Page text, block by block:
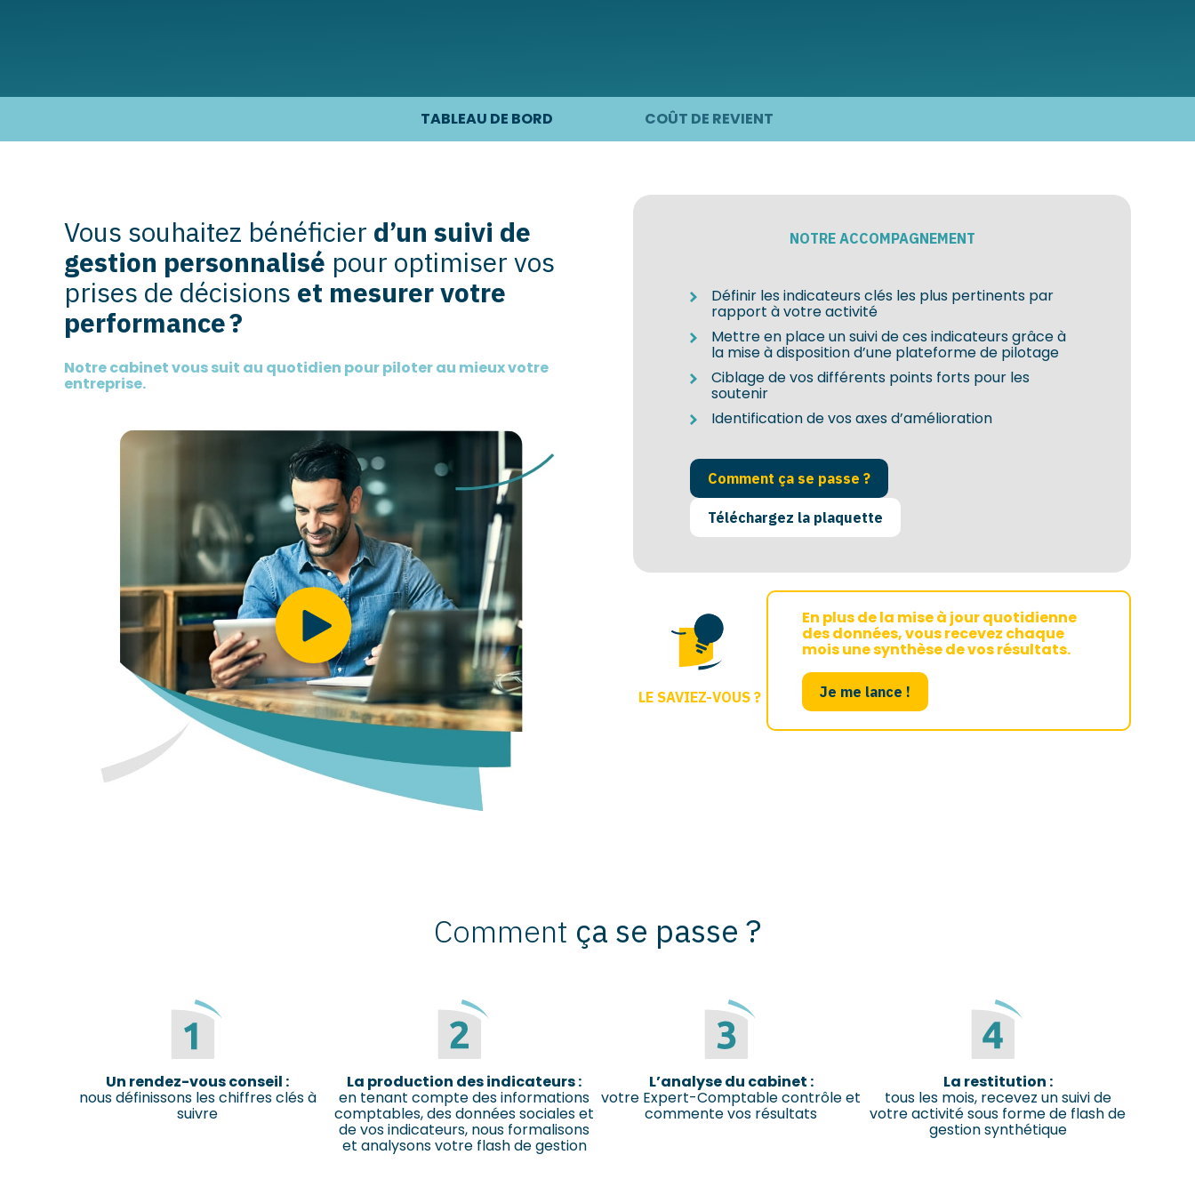
TABLEAU DE BORD COÛT DE REVIENT
Vous souhaitez bénéficier d’un suivi de
gestion personnalisé pour optimiser vos
prises de décisions et mesurer votre
performance ?
Notre cabinet vous suit au quotidien pour piloter au mieux votre
entreprise.
NOTRE ACCOMPAGNEMENT
Définir les indicateurs clés les plus pertinents par
rapport à votre activité
Mettre en place un suivi de ces indicateurs grâce à
la mise à disposition d’une plateforme de pilotage
Ciblage de vos différents points forts pour les
soutenir
Identification de vos axes d’amélioration
Comment ça se passe ?
Téléchargez la plaquette
LE SAVIEZ-VOUS ?
En plus de la mise à jour quotidienne
des données, vous recevez chaque
mois une synthèse de vos résultats.
Je me lance !
Comment ça se passe ?
Un rendez-vous conseil :
nous définissons les chiffres clés à
suivre
La production des indicateurs :
en tenant compte des informations
comptables, des données sociales et
de vos indicateurs, nous formalisons
et analysons votre flash de gestion
L’analyse du cabinet :
votre Expert-Comptable contrôle et
commente vos résultats
La restitution :
tous les mois, recevez un suivi de
votre activité sous forme de flash de
gestion synthétique